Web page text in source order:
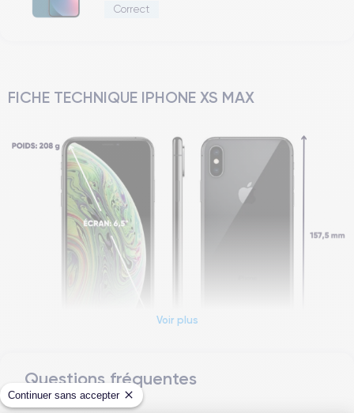
Continuer sans accepter
Correct
FICHE TECHNIQUE IPHONE XS MAX
Dimensions et poids iPhone XS Max
Voir plus
Questions fréquentes